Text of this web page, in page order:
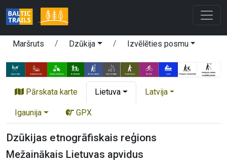
Maršruts Dzūkija Izvēlēties posmu
Pārskata karte Lietuva Latvija
Igaunija GPX
Dzūkijas etnogrāfiskais reģions
Mežainākais Lietuvas apvidus